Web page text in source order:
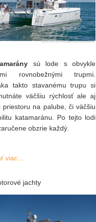
sú lode s obvykle
rovnobežnými trupmi.
takto stavanému trupu si
väčšiu rýchlosť ale aj
priestoru na palube, či väčšiu
katamaránu. Po tejto lodi
obzrie každý.
viac…
jachty